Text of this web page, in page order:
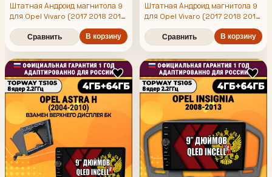
Штатная Андроид магнитола 9
для Opel Vivaro (2017 2018 2019
Zafira Life (2019 2020 2021
2022 2023 2024), TS105 8 ядер,
CarPlay/Android Auto, Gps/
Глонасс
Сравнить В корзину
Штатная Андроид магнитола 9
для Opel Vivaro (2017 2018 2019
Zafira Life (2019 2020 2021
2022 2023 2024), TS105 8 ядер,
CarPlay/Android Auto, Gps/
Глонасс
Сравнить В корзину